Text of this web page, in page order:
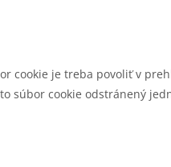
cookie je treba povoliť v
súbor cookie odstránený